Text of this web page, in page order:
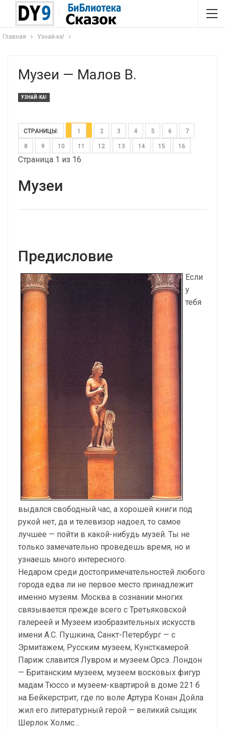
Главная Узнай-ка!
Музеи — Малов В.
УЗНАЙ-КА!
СТРАНИЦЫ: 1 2 3 4 5 6 7
8 9 10 11 12 13 14 15 16
Страница 1 из 16
Музеи
Предисловие
Если
у
тебя
выдался свободный час, а хорошей книги под
рукой нет, да и телевизор надоел, то самое
лучшее — пойти в какой-нибудь музей. Ты не
только замечательно проведешь время, но и
узнаешь много интересного.
Недаром среди достопримечательностей любого
города едва ли не первое место принадлежит
именно музеям. Москва в сознании многих
связывается прежде всего с Третьяковской
галереей и Музеем изобразительных искусств
имени А.С. Пушкина, Санкт-Петербург — с
Эрмитажем, Русским музеем, Кунсткамерой.
Париж славится Лувром и музеем Орсэ. Лондон
— Британским музеем, музеем восковых фигур
мадам Тюссо и музеем-квартирой в доме 221 б
на Бейкерстрит, где по воле Артура Конан Дойла
жил его литературный герой — великий сыщик
Шерлок Холмс…